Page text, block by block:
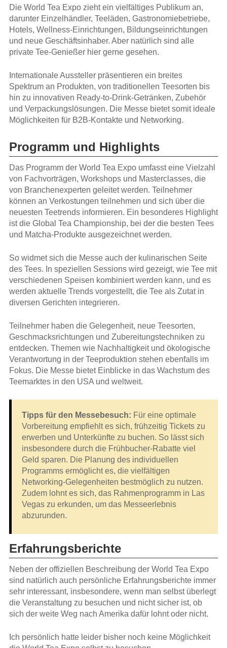
Die World Tea Expo zieht ein vielfältiges Publikum an,
darunter Einzelhändler, Teeläden, Gastronomiebetriebe,
Hotels, Wellness-Einrichtungen, Bildungseinrichtungen
und neue Geschäftsinhaber. Aber natürlich sind alle
private Tee-Genießer hier gerne gesehen.
Internationale Aussteller präsentieren ein breites
Spektrum an Produkten, von traditionellen Teesorten bis
hin zu innovativen Ready-to-Drink-Getränken, Zubehör
und Verpackungslösungen. Die Messe bietet somit ideale
Möglichkeiten für B2B-Kontakte und Networking.
Programm und Highlights
Das Programm der World Tea Expo umfasst eine Vielzahl
von Fachvorträgen, Workshops und Masterclasses, die
von Branchenexperten geleitet werden. Teilnehmer
können an Verkostungen teilnehmen und sich über die
neuesten Teetrends informieren. Ein besonderes Highlight
ist die Global Tea Championship, bei der die besten Tees
und Matcha-Produkte ausgezeichnet werden.
So widmet sich die Messe auch der kulinarischen Seite
des Tees. In speziellen Sessions wird gezeigt, wie Tee mit
verschiedenen Speisen kombiniert werden kann, und es
werden aktuelle Trends vorgestellt, die Tee als Zutat in
diversen Gerichten integrieren.
Teilnehmer haben die Gelegenheit, neue Teesorten,
Geschmacksrichtungen und Zubereitungstechniken zu
entdecken. Themen wie Nachhaltigkeit und ökologische
Verantwortung in der Teeproduktion stehen ebenfalls im
Fokus. Die Messe bietet Einblicke in das Wachstum des
Teemarktes in den USA und weltweit.
Tipps für den Messebesuch: Für eine optimale
Vorbereitung empfiehlt es sich, frühzeitig Tickets zu
erwerben und Unterkünfte zu buchen. So lässt sich
insbesondere durch die Frühbucher-Rabatte viel
Geld sparen. Die Planung des individuellen
Programms ermöglicht es, die vielfältigen
Networking-Gelegenheiten bestmöglich zu nutzen.
Zudem lohnt es sich, das Rahmenprogramm in Las
Vegas zu erkunden, um das Messeerlebnis
abzurunden.
Erfahrungsberichte
Neben der offiziellen Beschreibung der World Tea Expo
sind natürlich auch persönliche Erfahrungsberichte immer
sehr interessant, insbesondere, wenn man selbst überlegt
die Veranstaltung zu besuchen und nicht sicher ist, ob
sich der weite Weg nach Amerika dafür lohnt oder nicht.
Ich persönlich hatte leider bisher noch keine Möglichkeit